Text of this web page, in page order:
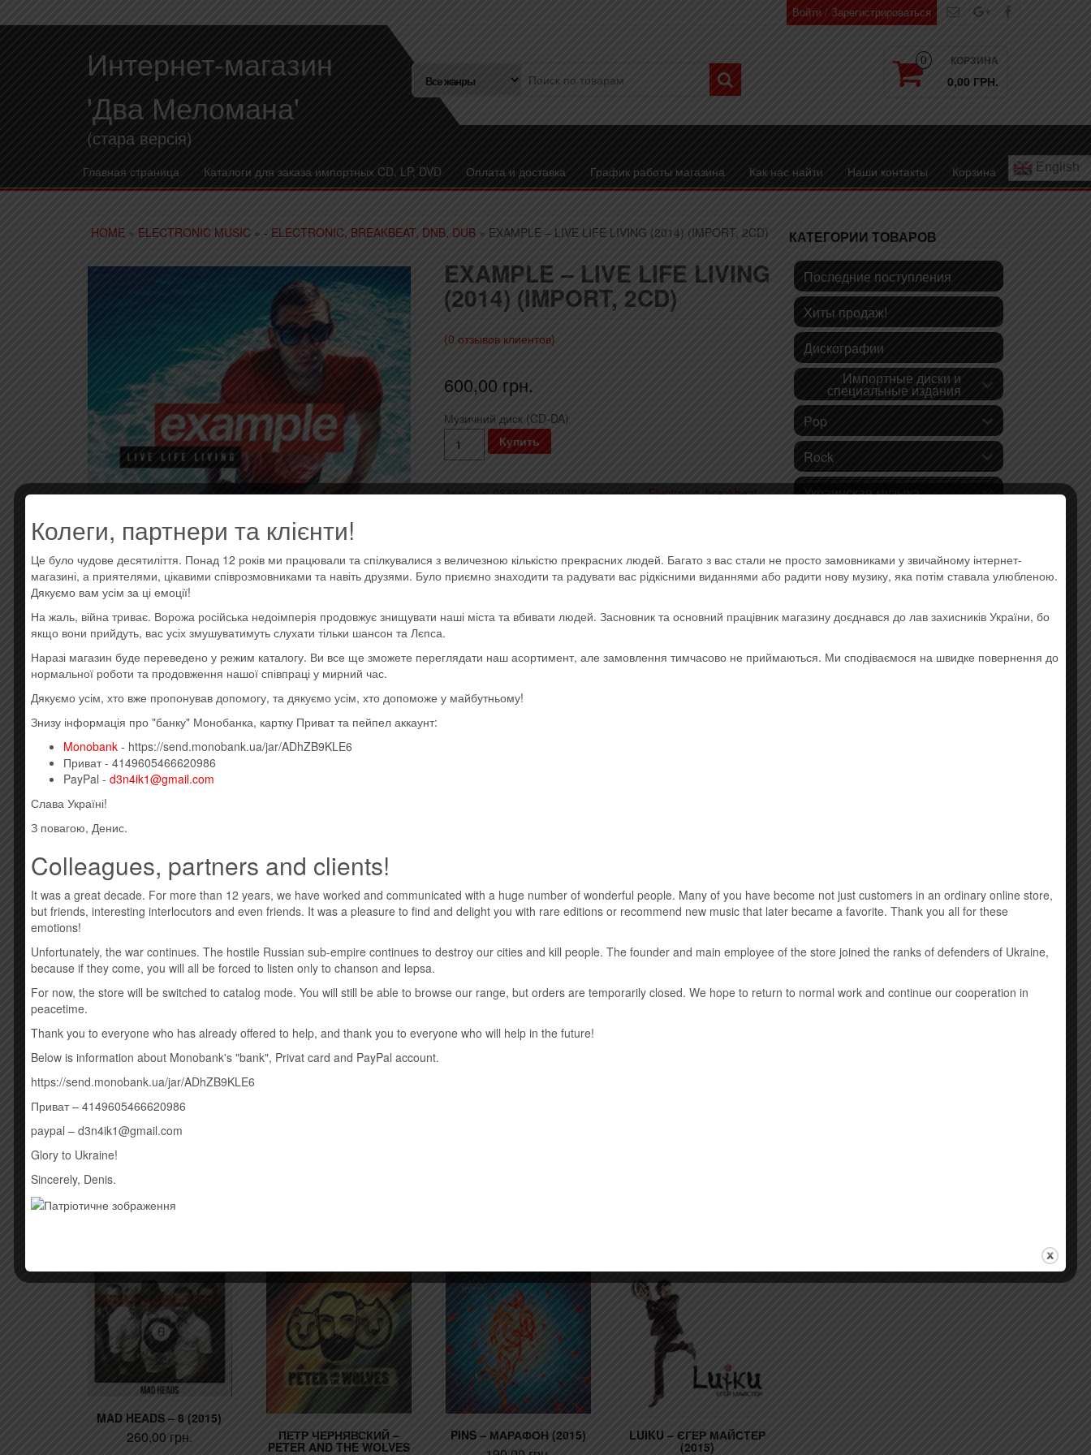
Войти / Зарегистрироваться
Интернет-магазин
'Два Меломана'
(стара версія)
0 КОРЗИНА
0,00 ГРН.
Главная страница Каталоги для заказа импортных CD, LP, DVD Оплата и доставка График работы магазина Как нас найти Наши контакты Корзина English
HOME » ELECTRONIC MUSIC » - ELECTRONIC, BREAKBEAT, DNB, DUB » EXAMPLE – LIVE LIFE LIVING (2014) (IMPORT, 2CD)
EXAMPLE – LIVE LIFE LIVING
(2014) (IMPORT, 2CD)
(0 отзывов клиентов)
600,00 грн.
Музичний диск (CD-DA)
Количество
Example
Live
(2014)
(Import,
Купить
Артикул:0888430139220 Категории:- Electronic, breakbeat,
ОПИСАНИЕ ОТЗЫВЫ (0)
Описание
Усі товари: Example
CD1
1 Next Year 5:07
2 Kids Again (Radio Edit) 3:12
3 One More Day (Stay With Me) 3:27
5 Only Human 3:43
7 Can’t Face The World Alone 3:44
8 Live Life Living 3:13
9 All The Wrong Places (Radio Edit) 3:28
10 Take Me As I Am 3:13
12 Longest Goodbye 4:45
13 New Friends 3:29
14 Full Eclipse 3:55
15 One Last Breath 3:14
16 Innocent Minds 3:43
CD2
1 All The Wrong Places (Quintino Remix) 5:25
2 All The Wrong Places (Calyx & TeeBee Remix) 4:59
3 All The Wrong Places (Jack Beats Remix) 5:33
4 All The Wrong Places (Starkillers Remix) 5:09
6 Kids Again (Dimension Remix) 4:09
7 Kids Again (Zed Bias Remix) 4:46
MAD HEADS – 8 (2015)
260,00 грн. ПЕТР ЧЕРНЯВСКИЙ –
PETER AND THE WOLVES
PINS – МАРАФОН (2015) LUIKU – ЄГЕР МАЙСТЕР
(2015)
КАТЕГОРИИ ТОВАРОВ
Последние поступления
Хиты продаж!
Дискографии
Импортные диски и
специальные издания
Pop
Rock
Украинская музыка
Hip-hop
Jazz and Blues
Лицензионные mp3 диски
Саундтрек
Шансон
Колеги, партнери та клієнти!
Це було чудове десятиліття. Понад 12 років ми працювали та спілкувалися з величезною кількістю прекрасних людей. Багато з вас стали не просто замовниками у звичайному інтернет-
магазині, а приятелями, цікавими співрозмовниками та навіть друзями. Було приємно знаходити та радувати вас рідкісними виданнями або радити нову музику, яка потім ставала улюбленою.
Дякуємо вам усім за ці емоції!
На жаль, війна триває. Ворожа російська недоімперія продовжує знищувати наші міста та вбивати людей. Засновник та основний працівник магазину доєднався до лав захисників України, бо
якщо вони прийдуть, вас усіх змушуватимуть слухати тільки шансон та Лєпса.
Наразі магазин буде переведено у режим каталогу. Ви все ще зможете переглядати наш асортимент, але замовлення тимчасово не приймаються. Ми сподіваємося на швидке повернення до
нормальної роботи та продовження нашої співпраці у мирний час.
Дякуємо усім, хто вже пропонував допомогу, та дякуємо усім, хто допоможе у майбутньому!
Знизу інформація про "банку" Монобанка, картку Приват та пейпел аккаунт:
Monobank - https://send.monobank.ua/jar/ADhZB9KLE6
Приват - 4149605466620986
PayPal - d3n4ik1@gmail.com
Слава Україні!
З повагою, Денис.
Colleagues, partners and clients!
It was a great decade. For more than 12 years, we have worked and communicated with a huge number of wonderful people. Many of you have become not just customers in an ordinary online store,
but friends, interesting interlocutors and even friends. It was a pleasure to find and delight you with rare editions or recommend new music that later became a favorite. Thank you all for these
emotions!
Unfortunately, the war continues. The hostile Russian sub-empire continues to destroy our cities and kill people. The founder and main employee of the store joined the ranks of defenders of Ukraine,
because if they come, you will all be forced to listen only to chanson and lepsa.
For now, the store will be switched to catalog mode. You will still be able to browse our range, but orders are temporarily closed. We hope to return to normal work and continue our cooperation in
peacetime.
Thank you to everyone who has already offered to help, and thank you to everyone who will help in the future!
Below is information about Monobank's "bank", Privat card and PayPal account.
https://send.monobank.ua/jar/ADhZB9KLE6
Приват – 4149605466620986
paypal – d3n4ik1@gmail.com
Glory to Ukraine!
Sincerely, Denis.